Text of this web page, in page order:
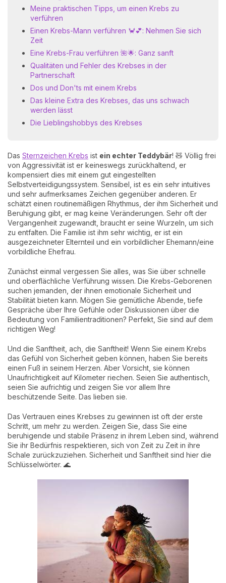
Meine praktischen Tipps, um einen Krebs zu
verführen
Einen Krebs-Mann verführen 🦀💕: Nehmen Sie sich
Zeit
Eine Krebs-Frau verführen 🌺🌟: Ganz sanft
Qualitäten und Fehler des Krebses in der
Partnerschaft
Dos und Don'ts mit einem Krebs
Das kleine Extra des Krebses, das uns schwach
werden lässt
Die Lieblingshobbys des Krebses
Das Sternzeichen Krebs ist ein echter Teddybär! 🧸 Völlig frei
von Aggressivität ist er keineswegs zurückhaltend, er
kompensiert dies mit einem gut eingestellten
Selbstverteidigungssystem. Sensibel, ist es ein sehr intuitives
und sehr aufmerksames Zeichen gegenüber anderen. Er
schätzt einen routinemäßigen Rhythmus, der ihm Sicherheit und
Beruhigung gibt, er mag keine Veränderungen. Sehr oft der
Vergangenheit zugewandt, braucht er seine Wurzeln, um sich
zu entfalten. Die Familie ist ihm sehr wichtig, er ist ein
ausgezeichneter Elternteil und ein vorbildlicher Ehemann/eine
vorbildliche Ehefrau.
Zunächst einmal vergessen Sie alles, was Sie über schnelle
und oberflächliche Verführung wissen. Die Krebs-Geborenen
suchen jemanden, der ihnen emotionale Sicherheit und
Stabilität bieten kann. Mögen Sie gemütliche Abende, tiefe
Gespräche über Ihre Gefühle oder Diskussionen über die
Bedeutung von Familientraditionen? Perfekt, Sie sind auf dem
richtigen Weg!
Und die Sanftheit, ach, die Sanftheit! Wenn Sie einem Krebs
das Gefühl von Sicherheit geben können, haben Sie bereits
einen Fuß in seinem Herzen. Aber Vorsicht, sie können
Unaufrichtigkeit auf Kilometer riechen. Seien Sie authentisch,
seien Sie aufrichtig und zeigen Sie vor allem Ihre
beschützende Seite. Das lieben sie.
Das Vertrauen eines Krebses zu gewinnen ist oft der erste
Schritt, um mehr zu werden. Zeigen Sie, dass Sie eine
beruhigende und stabile Präsenz in ihrem Leben sind, während
Sie ihr Bedürfnis respektieren, sich von Zeit zu Zeit in ihre
Schale zurückzuziehen. Sicherheit und Sanftheit sind hier die
Schlüsselwörter. 🌊